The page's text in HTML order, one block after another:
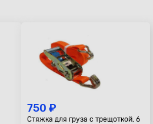
750 ₽
Стяжка для груза с трещоткой, 6